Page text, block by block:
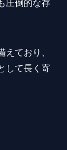
圧倒的な存
ており、
して長く寄